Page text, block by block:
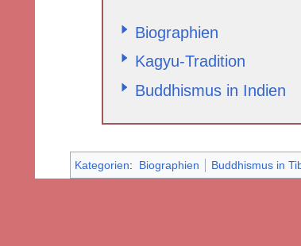
Biographien
Kagyu-Tradition
Buddhismus in Indien
Kategorien: Biographien Buddhismus in